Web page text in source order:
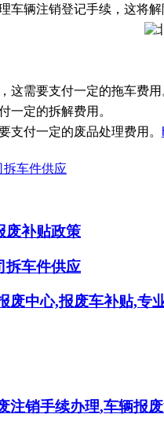
辆注销登记手续，这将解
这需要支付一定的拖车费用
一定的拆解费用。
支付一定的废品处理费用。
拆车件供应
废补贴政策
拆车件供应
废中心,报废车补贴,专
注销手续办理,车辆报